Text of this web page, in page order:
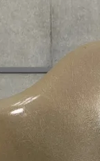
電
LIVING